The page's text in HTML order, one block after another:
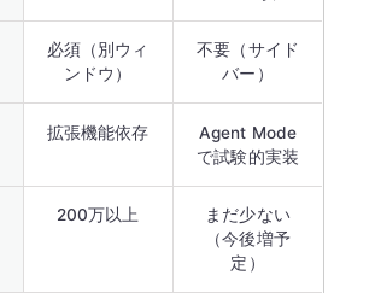
必須（別ウィ
ンドウ）
不要（サイド
バー）
拡張機能依存
Agent Mode
で試験的実装
200万以上
まだ少ない
（今後増予
定）